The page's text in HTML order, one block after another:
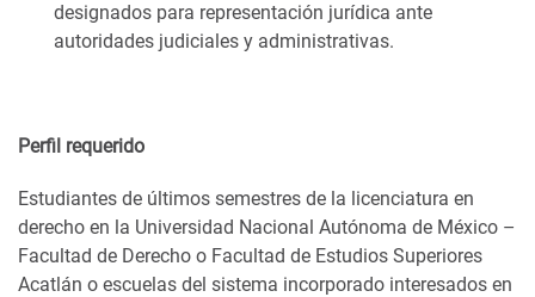
designados para representación jurídica ante
autoridades judiciales y administrativas.
Perfil requerido
Estudiantes de últimos semestres de la licenciatura en
derecho en la Universidad Nacional Autónoma de México –
Facultad de Derecho o Facultad de Estudios Superiores
Acatlán o escuelas del sistema incorporado interesados en